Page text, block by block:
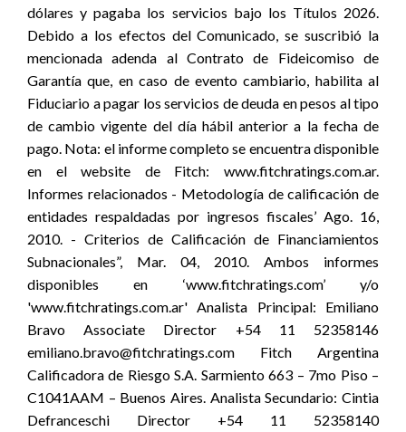
dólares y pagaba los servicios bajo los Títulos 2026.
Debido a los efectos del Comunicado, se suscribió la
mencionada adenda al Contrato de Fideicomiso de
Garantía que, en caso de evento cambiario, habilita al
Fiduciario a pagar los servicios de deuda en pesos al tipo
de cambio vigente del día hábil anterior a la fecha de
pago. Nota: el informe completo se encuentra disponible
en el website de Fitch: www.fitchratings.com.ar.
Informes relacionados - Metodología de calificación de
entidades respaldadas por ingresos fiscales’ Ago. 16,
2010. - Criterios de Calificación de Financiamientos
Subnacionales”, Mar. 04, 2010. Ambos informes
disponibles en ‘www.fitchratings.com’ y/o
'www.fitchratings.com.ar' Analista Principal: Emiliano
Bravo Associate Director +54 11 52358146
emiliano.bravo@fitchratings.com Fitch Argentina
Calificadora de Riesgo S.A. Sarmiento 663 – 7mo Piso –
C1041AAM – Buenos Aires. Analista Secundario: Cintia
Defranceschi Director +54 11 52358140